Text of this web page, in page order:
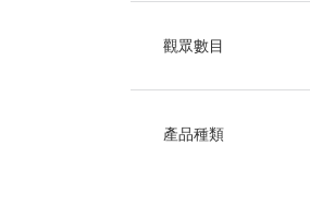
觀眾數目
產品種類